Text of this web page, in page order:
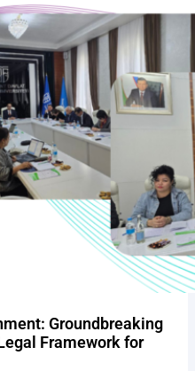
Groundbreaking
Framework for